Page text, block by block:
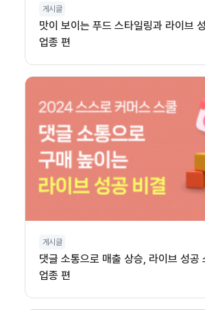
게시글
맛이 보이는 푸드 스타일링과 라이브
업종 편
게시글
댓글 소통으로 매출 상승, 라이브 성공
업종 편